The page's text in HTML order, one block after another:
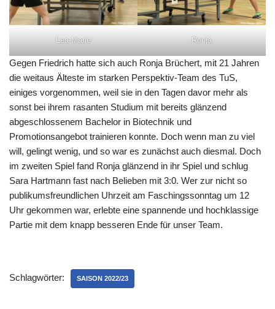
Lea-Marie Ronja
Gegen Friedrich hatte sich auch Ronja Brüchert, mit 21 Jahren
die weitaus Älteste im starken Perspektiv-Team des TuS,
einiges vorgenommen, weil sie in den Tagen davor mehr als
sonst bei ihrem rasanten Studium mit bereits glänzend
abgeschlossenem Bachelor in Biotechnik und
Promotionsangebot trainieren konnte. Doch wenn man zu viel
will, gelingt wenig, und so war es zunächst auch diesmal. Doch
im zweiten Spiel fand Ronja glänzend in ihr Spiel und schlug
Sara Hartmann fast nach Belieben mit 3:0. Wer zur nicht so
publikumsfreundlichen Uhrzeit am Faschingssonntag um 12
Uhr gekommen war, erlebte eine spannende und hochklassige
Partie mit dem knapp besseren Ende für unser Team.
Schlagwörter: SAISON 2022/23